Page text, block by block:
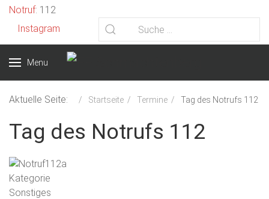
Notruf: 112
Instagram
Menu
Aktuelle Seite: Startseite Termine Tag des Notrufs 112
Tag des Notrufs 112
Kategorie
Sonstiges
Jahr
Monat
JahrMonat